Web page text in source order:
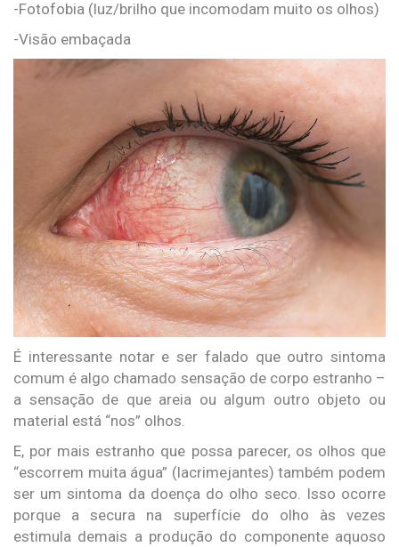
-Fotofobia (luz/brilho que incomodam muito os olhos)
-Visão embaçada
É interessante notar e ser falado que outro sintoma
comum é algo chamado sensação de corpo estranho –
a sensação de que areia ou algum outro objeto ou
material está “nos” olhos.
E, por mais estranho que possa parecer, os olhos que
“escorrem muita água” (lacrimejantes) também podem
ser um sintoma da doença do olho seco. Isso ocorre
porque a secura na superfície do olho às vezes
estimula demais a produção do componente aquoso